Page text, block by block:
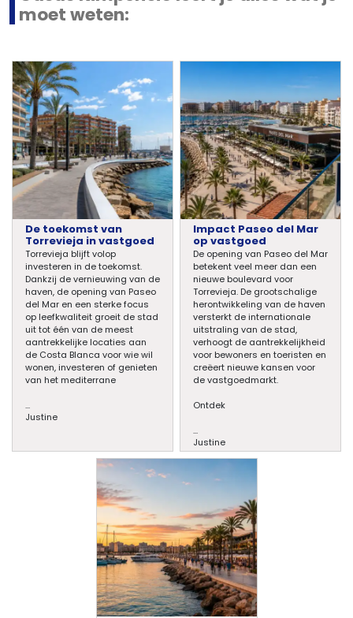
moet weten:
De toekomst van
Torrevieja in vastgoed
Torrevieja blijft volop
investeren in de toekomst.
Dankzij de vernieuwing van de
haven, de opening van Paseo
del Mar en een sterke focus
op leefkwaliteit groeit de stad
uit tot één van de meest
aantrekkelijke locaties aan
de Costa Blanca voor wie wil
wonen, investeren of genieten
van het mediterrane
...
Justine
Impact Paseo del Mar
op vastgoed
De opening van Paseo del Mar
betekent veel meer dan een
nieuwe boulevard voor
Torrevieja. De grootschalige
herontwikkeling van de haven
versterkt de internationale
uitstraling van de stad,
verhoogt de aantrekkelijkheid
voor bewoners en toeristen en
creëert nieuwe kansen voor
de vastgoedmarkt.
Ontdek
...
Justine